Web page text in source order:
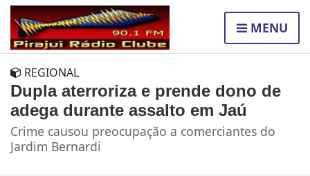
MENU
REGIONAL
Dupla aterroriza e prende dono de
adega durante assalto em Jaú
Crime causou preocupação a comerciantes do
Jardim Bernardi